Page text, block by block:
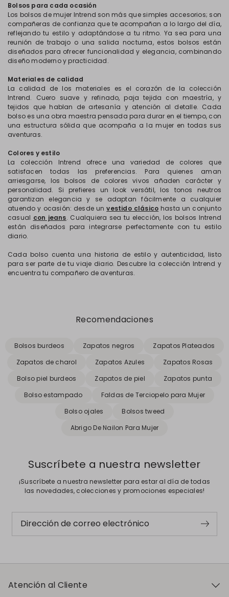
Bolsos para cada ocasión
Los bolsos de mujer Intrend son más que simples accesorios; son
compañeras de confianza que te acompañan a lo largo del día,
reflejando tu estilo y adaptándose a tu ritmo. Ya sea para una
reunión de trabajo o una salida nocturna, estos bolsos están
diseñados para ofrecer funcionalidad y elegancia, combinando
diseño moderno y practicidad.
Materiales de calidad
La calidad de los materiales es el corazón de la colección
Intrend. Cuero suave y refinado, paja tejida con maestría, y
tejidos que hablan de artesanía y atención al detalle. Cada
bolso es una obra maestra pensada para durar en el tiempo, con
una estructura sólida que acompaña a la mujer en todas sus
aventuras.
Colores y estilo
La colección Intrend ofrece una variedad de colores que
satisfacen todas las preferencias. Para quienes aman
arriesgarse, los bolsos de colores vivos añaden carácter y
personalidad. Si prefieres un look versátil, los tonos neutros
garantizan elegancia y se adaptan fácilmente a cualquier
atuendo y ocasión: desde unvestido clásico hasta un conjunto
casual con jeans. Cualquiera sea tu elección, los bolsos Intrend
están diseñados para integrarse perfectamente con tu estilo
diario.
Cada bolso cuenta una historia de estilo y autenticidad, listo
para ser parte de tu viaje diario. Descubre la colección Intrend y
encuentra tu compañero de aventuras.
Recomendaciones
Bolsos burdeos Zapatos negros
Zapatos Plateados
Zapatos de charol
Zapatos Azules
Zapatos Rosas
Bolso piel burdeos
Zapatos de piel
Zapatos punta
Bolso estampado
Faldas de Terciopelo para Mujer
Bolso ojales
Bolsos tweed
Abrigo De Nailon Para Mujer
Suscríbete a nuestra newsletter
¡Suscríbete a nuestra newsletter para estar al día de todas
las novedades, colecciones y promociones especiales!
Dirección de correo electrónico
Atención al Cliente